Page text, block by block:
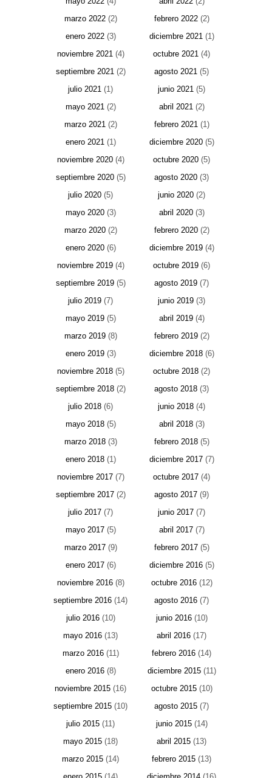
marzo 2022(2) febrero 2022(2)
enero 2022(3) diciembre 2021(1)
noviembre 2021(4) octubre 2021 (4)
septiembre 2021(2) agosto 2021 (5)
julio 2021 (1) junio 2021 (5)
mayo 2021(2) abril 2021(2)
marzo 2021(2) febrero 2021(1)
enero 2021(1) diciembre 2020(5)
noviembre 2020(4) octubre 2020 (5)
septiembre 2020(5) agosto 2020 (3)
julio 2020 (5) junio 2020 (2)
mayo 2020(3) abril 2020(3)
marzo 2020(2) febrero 2020(2)
enero 2020(6) diciembre 2019(4)
noviembre 2019(4) octubre 2019 (6)
septiembre 2019(5) agosto 2019 (7)
julio 2019 (7) junio 2019 (3)
mayo 2019(5) abril 2019(4)
marzo 2019(8) febrero 2019(2)
enero 2019(3) diciembre 2018(6)
noviembre 2018(5) octubre 2018 (2)
septiembre 2018(2) agosto 2018 (3)
julio 2018 (6) junio 2018 (4)
mayo 2018(5) abril 2018(3)
marzo 2018(3) febrero 2018(5)
enero 2018(1) diciembre 2017(7)
noviembre 2017(7) octubre 2017 (4)
septiembre 2017(2) agosto 2017 (9)
julio 2017 (7) junio 2017 (7)
mayo 2017(5) abril 2017(7)
marzo 2017(9) febrero 2017(5)
enero 2017(6) diciembre 2016(5)
noviembre 2016(8) octubre 2016(12)
septiembre 2016 (14) agosto 2016 (7)
julio 2016(10) junio 2016(10)
mayo 2016 (13) abril 2016 (17)
marzo 2016(11) febrero 2016 (14)
enero 2016(8) diciembre 2015(11)
noviembre 2015 (16) octubre 2015(10)
septiembre 2015 (10) agosto 2015 (7)
julio 2015 (11) junio 2015(14)
mayo 2015 (18) abril 2015 (13)
marzo 2015 (14) febrero 2015 (13)